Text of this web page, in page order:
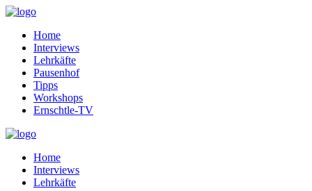
Home
Interviews
Lehrkäfte
Pausenhof
Tipps
Workshops
Ernschtle-TV
Home
Interviews
Lehrkäfte